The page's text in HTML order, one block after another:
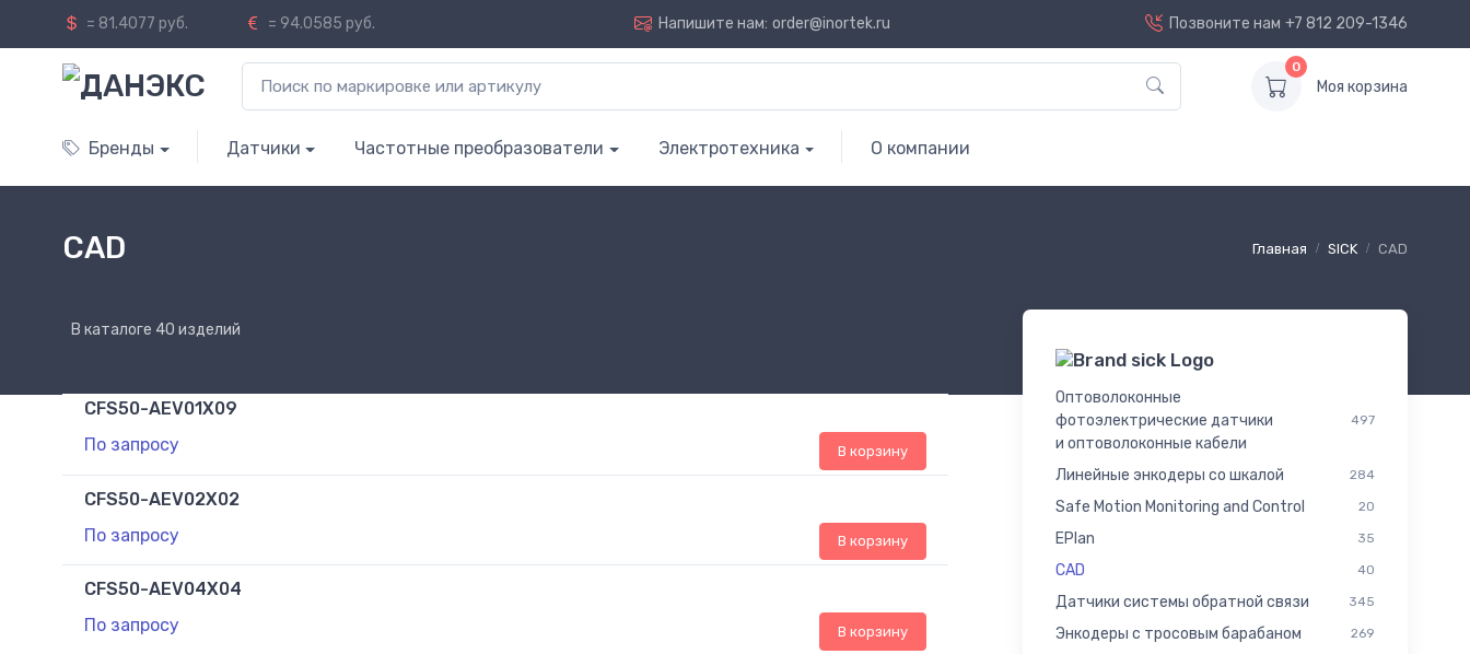
= 81.4077 руб. = 94.0585 руб. Напишите нам: order@inortek.ru Позвоните нам +7 812 209-1346
0
Моя корзина
Бренды Датчики Частотные преобразователи Электротехника О компании
Главная SICK CAD
CAD
В каталоге 40 изделий
CFS50-AEV01X09
По запросу
В корзину
CFS50-AEV02X02
По запросу
В корзину
CFS50-AEV04X04
По запросу
В корзину
Оптоволоконные
фотоэлектрические датчики
и оптоволоконные кабели
497
Линейные энкодеры со шкалой 284
Safe Motion Monitoring and Control 20
EPlan 35
CAD 40
Датчики системы обратной связи 345
Энкодеры с тросовым барабаном 269